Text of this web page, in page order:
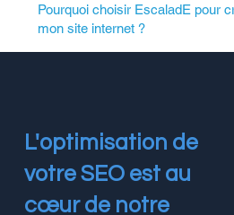
Pourquoi choisir EscaladE pour
mon site internet ?
L'optimisation de
votre SEO est au
cœur de notre